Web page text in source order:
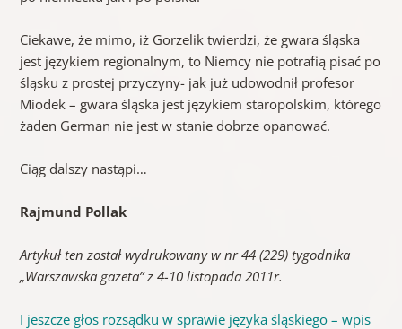
Ciekawe, że mimo, iż Gorzelik twierdzi, że gwara śląska
jest językiem regionalnym, to Niemcy nie potrafią pisać po
śląsku z prostej przyczyny- jak już udowodnił profesor
Miodek – gwara śląska jest językiem staropolskim, którego
żaden German nie jest w stanie dobrze opanować.
Ciąg dalszy nastąpi…
Rajmund Pollak
Artykuł ten został wydrukowany w nr 44 (229) tygodnika
„Warszawska gazeta” z 4-10 listopada 2011r.
I jeszcze głos rozsądku w sprawie języka śląskiego – wpis